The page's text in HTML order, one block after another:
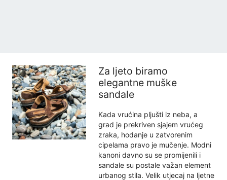
Za ljeto biramo
elegantne muške
sandale
Kada vrućina pljušti iz neba, a
grad je prekriven sjajem vrućeg
zraka, hodanje u zatvorenim
cipelama pravo je mučenje. Modni
kanoni davno su se promijenili i
sandale su postale važan element
urbanog stila. Velik utjecaj na ljetne